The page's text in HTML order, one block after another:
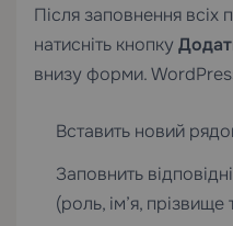
Після заповнення всіх
натисніть кнопку
внизу форми. WordPress
Вставить новий
Заповнить
(роль, ім’я,